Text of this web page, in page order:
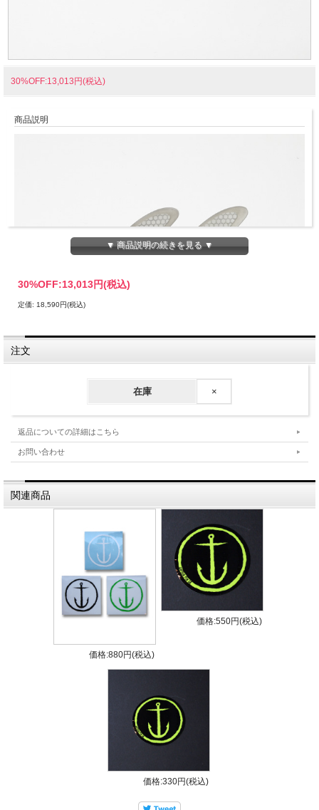
30%OFF:13,013円(税込)
商品説明
[CAPTAIN FIN] CHRISTENSON 5 FIN TT Smoke
• HoneycombRTM
• Front Height: 4.53 Base: 4.37 Area: 14.36
• Rear Height: 4.5 Base: 4.37 Area: 14.36 Foil:
• Quad Height: 3.88 Base: 3.66 Area: 10.59
Foil: 70/30
▼ 商品説明の続きを見る ▼
30%OFF:13,013円(税込)
定価: 18,590円(税込)
注文
在庫 ×
返品についての詳細はこちら
お問い合わせ
関連商品
価格:880円(税込)
価格:550円(税込)
価格:330円(税込)